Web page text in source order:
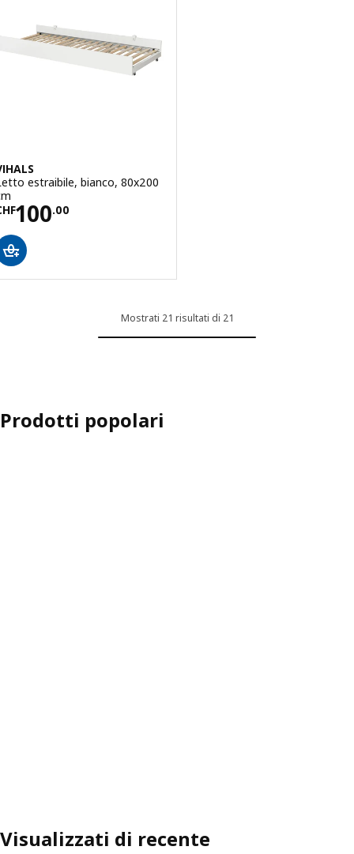
estraibile, bianco, 80x200
100.00CHF 100.00
Mostrati 21 risultati di 21
Prodotti popolari
Visualizzati di recente